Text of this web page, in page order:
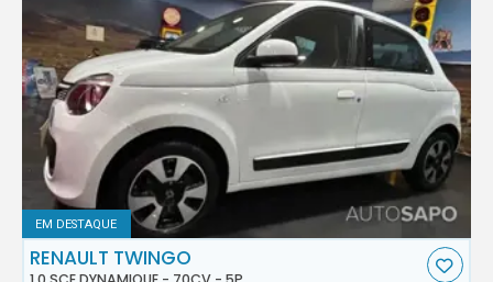
EM DESTAQUE
RENAULT TWINGO